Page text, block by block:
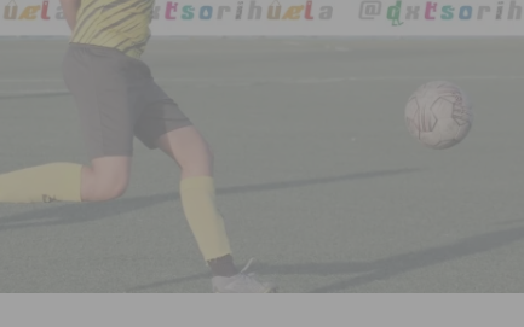
en Orihuela ‘sin mejoras ni bonificaciones’
ORIHUELA
a Dolores como referente ganadero de la CV
con nuevos convenios de colaboración
y recibirá 3,3 millones de la Fundación Biodiversidad
de Jóvenes de la Provincia de Alicante en Las Colinas